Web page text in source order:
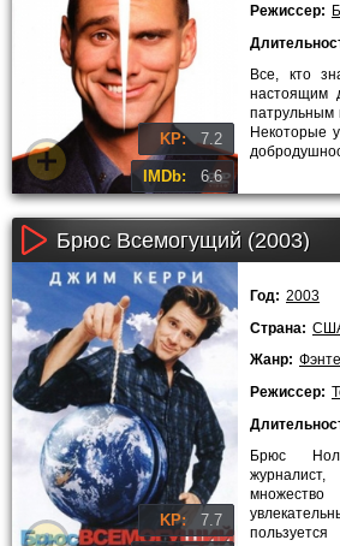
KP: 7.2
IMDb: 6.6
Режиссер:
Все, кто
настоящим
патрульным
Некоторые
Брюс Всемогущий (2003)
KP: 7.7
Год: 2003
Страна:
Жанр:
Режиссер:
Брюс